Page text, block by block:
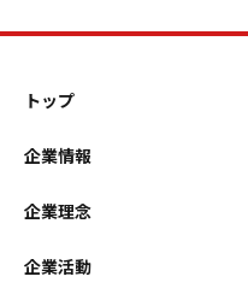
トップ
企業情報
企業理念
企業活動